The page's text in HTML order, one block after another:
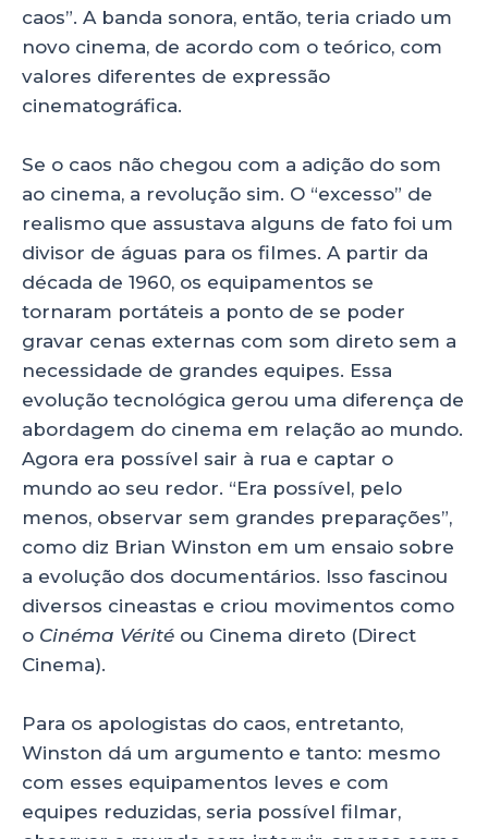
caos”. A banda sonora, então, teria criado um
novo cinema, de acordo com o teórico, com
valores diferentes de expressão
cinematográfica.
Se o caos não chegou com a adição do som
ao cinema, a revolução sim. O “excesso” de
realismo que assustava alguns de fato foi um
divisor de águas para os filmes. A partir da
década de 1960, os equipamentos se
tornaram portáteis a ponto de se poder
gravar cenas externas com som direto sem a
necessidade de grandes equipes. Essa
evolução tecnológica gerou uma diferença de
abordagem do cinema em relação ao mundo.
Agora era possível sair à rua e captar o
mundo ao seu redor. “Era possível, pelo
menos, observar sem grandes preparações”,
como diz Brian Winston em um ensaio sobre
a evolução dos documentários. Isso fascinou
diversos cineastas e criou movimentos como
o Cinéma Vérité ou Cinema direto (Direct
Cinema).
Para os apologistas do caos, entretanto,
Winston dá um argumento e tanto: mesmo
com esses equipamentos leves e com
equipes reduzidas, seria possível filmar,